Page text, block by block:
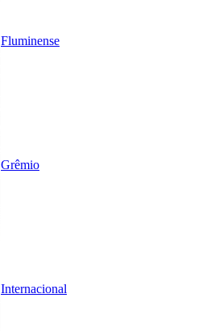
Fluminense
Grêmio
Internacional